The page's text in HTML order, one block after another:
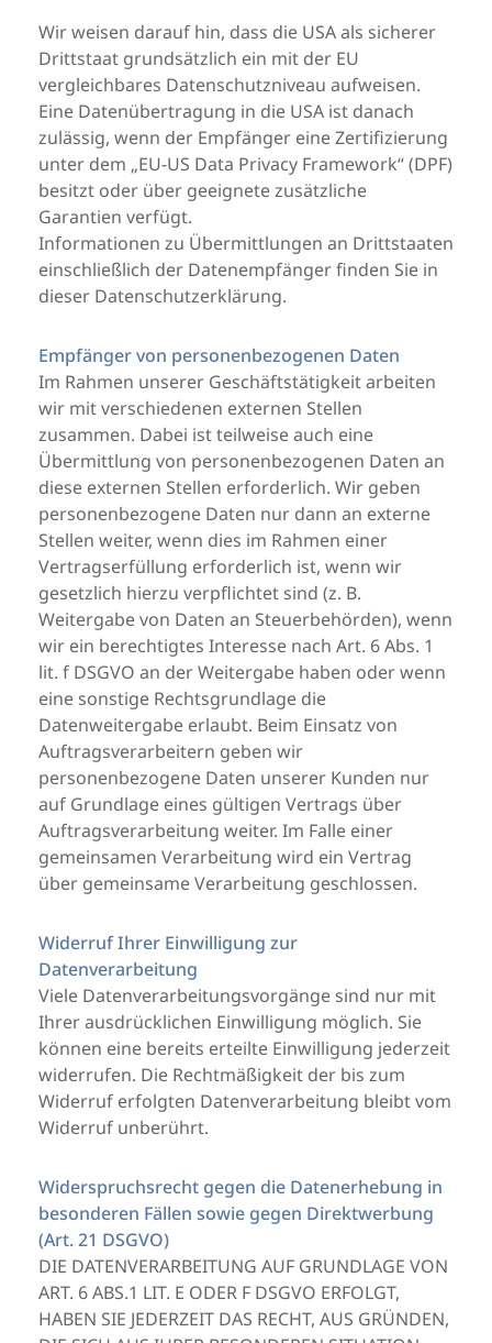
Wir weisen darauf hin, dass die USA als sicherer
Drittstaat grundsätzlich ein mit der EU
vergleichbares Datenschutzniveau aufweisen.
Eine Datenübertragung in die USA ist danach
zulässig, wenn der Empfänger eine Zertifizierung
unter dem „EU-US Data Privacy Framework“ (DPF)
besitzt oder über geeignete zusätzliche
Garantien verfügt.
Informationen zu Übermittlungen an Drittstaaten
einschließlich der Datenempfänger finden Sie in
dieser Datenschutzerklärung.
Empfänger von personenbezogenen Daten
Im Rahmen unserer Geschäftstätigkeit arbeiten
wir mit verschiedenen externen Stellen
zusammen. Dabei ist teilweise auch eine
Übermittlung von personenbezogenen Daten an
diese externen Stellen erforderlich. Wir geben
personenbezogene Daten nur dann an externe
Stellen weiter, wenn dies im Rahmen einer
Vertragserfüllung erforderlich ist, wenn wir
gesetzlich hierzu verpflichtet sind (z. B.
Weitergabe von Daten an Steuerbehörden), wenn
wir ein berechtigtes Interesse nach Art. 6 Abs. 1
lit. f DSGVO an der Weitergabe haben oder wenn
eine sonstige Rechtsgrundlage die
Datenweitergabe erlaubt. Beim Einsatz von
Auftragsverarbeitern geben wir
personenbezogene Daten unserer Kunden nur
auf Grundlage eines gültigen Vertrags über
Auftragsverarbeitung weiter. Im Falle einer
gemeinsamen Verarbeitung wird ein Vertrag
über gemeinsame Verarbeitung geschlossen.
Widerruf Ihrer Einwilligung zur
Datenverarbeitung
Viele Datenverarbeitungsvorgänge sind nur mit
Ihrer ausdrücklichen Einwilligung möglich. Sie
können eine bereits erteilte Einwilligung jederzeit
widerrufen. Die Rechtmäßigkeit der bis zum
Widerruf erfolgten Datenverarbeitung bleibt vom
Widerruf unberührt.
Widerspruchsrecht gegen die Datenerhebung in
besonderen Fällen sowie gegen Direktwerbung
(Art. 21 DSGVO)
DIE DATENVERARBEITUNG AUF GRUNDLAGE VON
ART. 6 ABS.1 LIT. E ODER F DSGVO ERFOLGT,
HABEN SIE JEDERZEIT DAS RECHT, AUS GRÜNDEN,